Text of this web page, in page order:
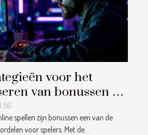
voor het
van bonussen bij
spellen
spellen zijn bonussen een van de
voor spelers. Met de...